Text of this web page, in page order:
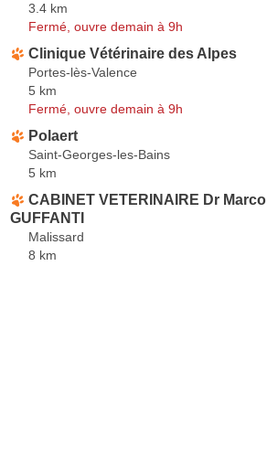
3.4 km
Fermé, ouvre demain à 9h
Clinique Vétérinaire des Alpes
Portes-lès-Valence
5 km
Fermé, ouvre demain à 9h
Polaert
Saint-Georges-les-Bains
5 km
CABINET VETERINAIRE Dr Marco
GUFFANTI
Malissard
8 km